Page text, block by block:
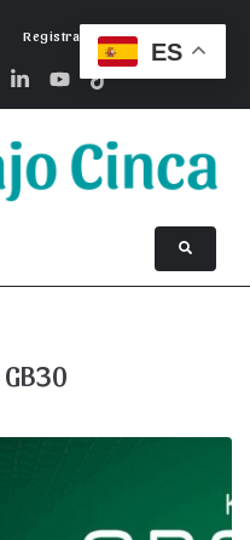
Registrarse
GB30
ES